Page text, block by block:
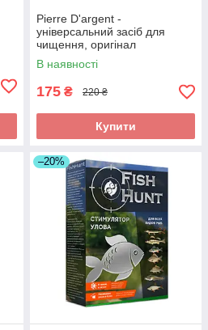
Pierre D'argent -
універсальний засіб для
чищення, оригінал
В наявності
175 ₴ 220 ₴
Купити
–20%